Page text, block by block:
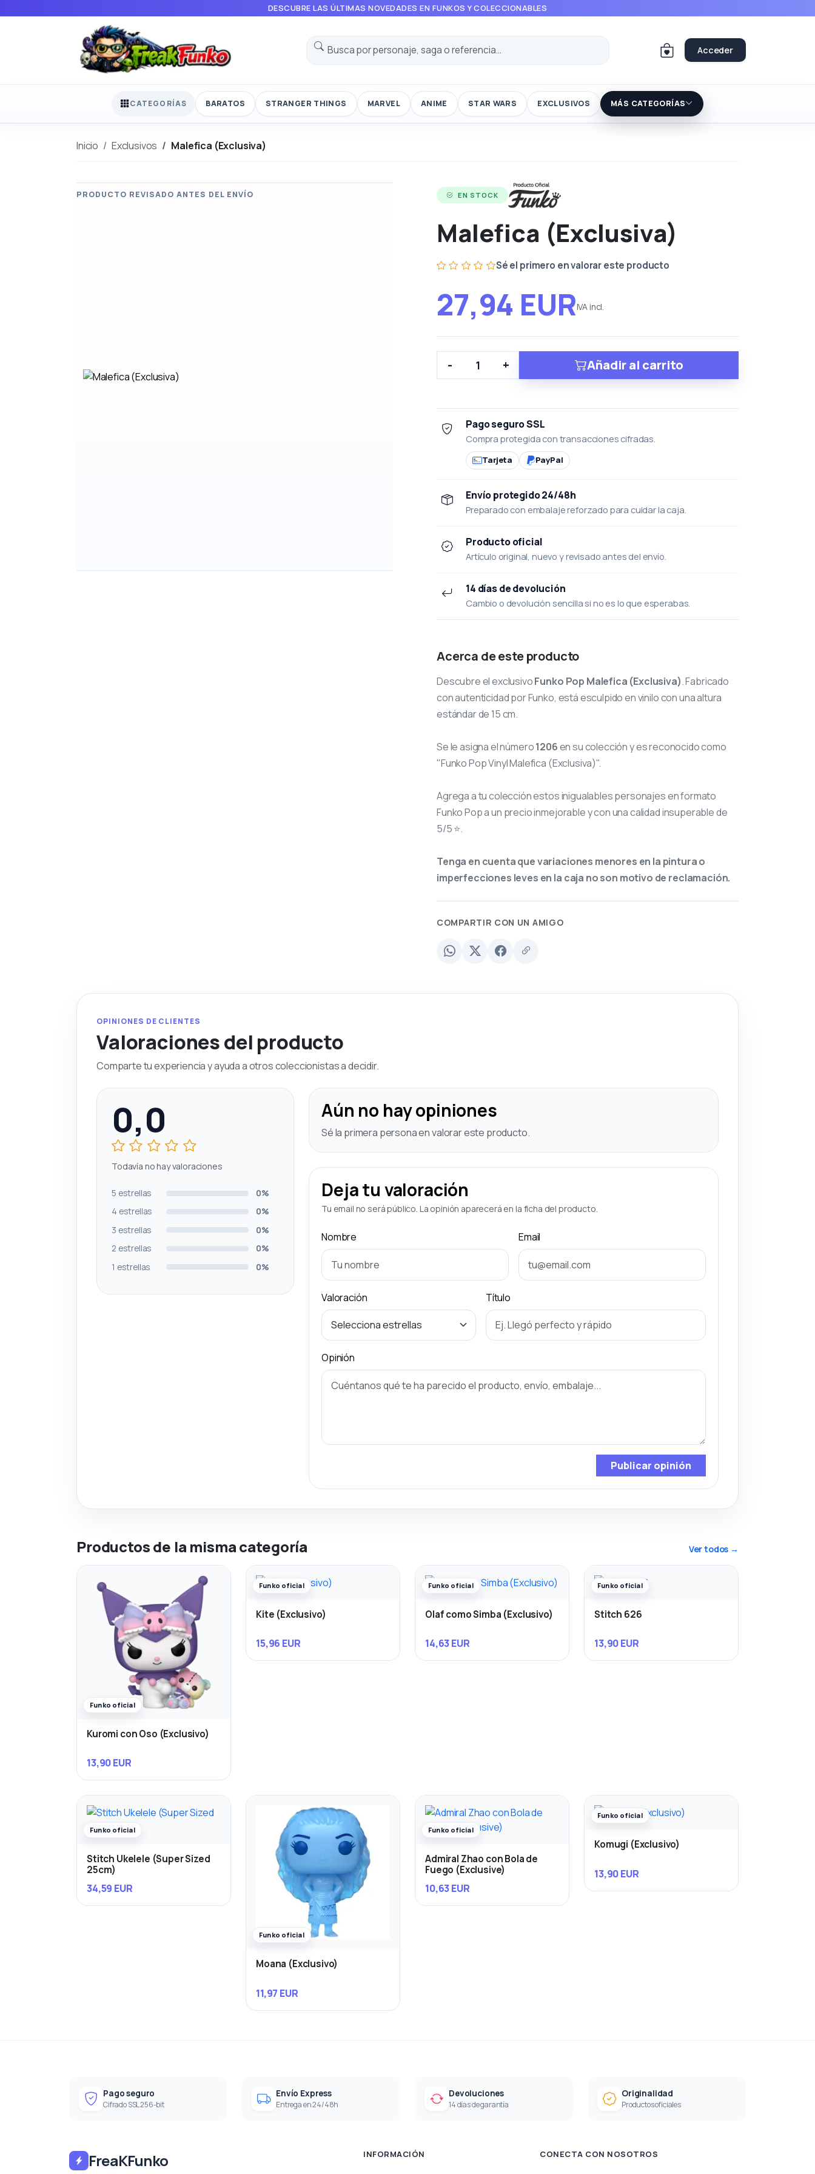
DESCUBRE LAS ÚLTIMAS NOVEDADES EN FUNKOS Y COLECCIONABLES
Acceder
CATEGORÍAS BARATOS STRANGER THINGS MARVEL ANIME STAR WARS EXCLUSIVOS MÁS CATEGORÍAS
Inicio Exclusivos Malefica (Exclusiva)
EN STOCK
Malefica (Exclusiva)
Sé el primero en valorar este producto
27,94 EURIVA incl.
- + Añadir al carrito
Pago seguro SSL
Compra protegida con transacciones cifradas.
Tarjeta PayPal
Envío protegido 24/48h
Preparado con embalaje reforzado para cuidar la caja.
Producto oficial
Artículo original, nuevo y revisado antes del envío.
14 días de devolución
Cambio o devolución sencilla si no es lo que esperabas.
Acerca de este producto
Descubre el exclusivoFunko Pop Malefica (Exclusiva). Fabricado
con autenticidad por Funko, está esculpido en vinilo con una altura
estándar de 15 cm.
Se le asigna el número1206en su colección y es reconocido como
"Funko Pop Vinyl Malefica (Exclusiva)".
Agrega a tu colección estos inigualables personajes en formato
Funko Pop a un precio inmejorable y con una calidad insuperable de
5/5 ⭐.
Tenga en cuenta que variaciones menores en la pintura o
imperfecciones leves en la caja no son motivo de reclamación.
COMPARTIR CON UN AMIGO
OPINIONES DE CLIENTES
Valoraciones del producto
Comparte tu experiencia y ayuda a otros coleccionistas a decidir.
0,0
Todavía no hay valoraciones
5 estrellas
0%
4 estrellas
0%
3 estrellas
0%
2 estrellas
0%
1 estrellas
0%
Aún no hay opiniones
Sé la primera persona en valorar este producto.
Deja tu valoración
Tu email no será público. La opinión aparecerá en la ficha del producto.
Nombre Email
Valoración Título
Opinión
Publicar opinión
Productos de la misma categoría Ver todos →
Funko oficial
Kuromi con Oso (Exclusivo)
13,90 EUR
Funko oficial
Kite (Exclusivo)
15,96 EUR
Funko oficial
Olaf como Simba (Exclusivo)
14,63 EUR
Funko oficial
Stitch 626
13,90 EUR
Funko oficial
Stitch Ukelele (Super Sized
25cm)
34,59 EUR
Funko oficial
Moana (Exclusivo)
11,97 EUR
Funko oficial
Admiral Zhao con Bola de
Fuego (Exclusive)
10,63 EUR
Funko oficial
Komugi (Exclusivo)
13,90 EUR
Pago seguro
Cifrado SSL 256-bit
Envío Express
Entrega en 24/48h
Devoluciones
14 días de garantía
Originalidad
Productos oficiales
FreaKFunko INFORMACIÓN CONECTA CON NOSOTROS